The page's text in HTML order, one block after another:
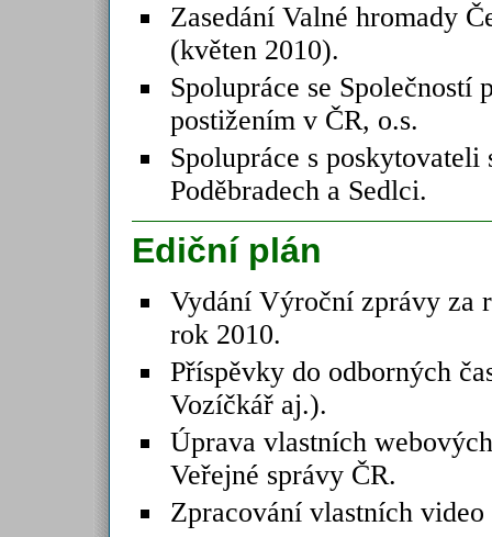
Zasedání Valné hromady
(květen 2010).
Spolupráce se
postižením v ČR, o.s.
Spolupráce s
Poděbradech a Sedlci.
Ediční plán
Vydání Výroční zprávy za
rok 2010.
Příspěvky do odborných
Vozíčkář aj.).
Úprava vlastních
Veřejné správy ČR.
Zpracování vlastních